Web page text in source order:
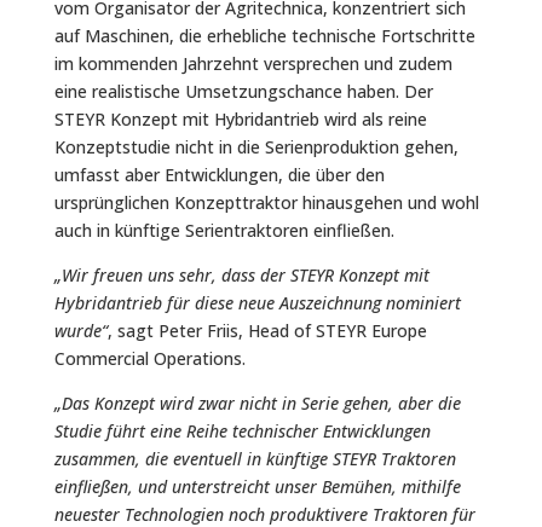
vom Organisator der Agritechnica, konzentriert sich
auf Maschinen, die erhebliche technische Fortschritte
im kommenden Jahrzehnt versprechen und zudem
eine realistische Umsetzungschance haben. Der
STEYR Konzept mit Hybridantrieb wird als reine
Konzeptstudie nicht in die Serienproduktion gehen,
umfasst aber Entwicklungen, die über den
ursprünglichen Konzepttraktor hinausgehen und wohl
auch in künftige Serientraktoren einfließen.
„Wir freuen uns sehr, dass der STEYR Konzept mit
Hybridantrieb für diese neue Auszeichnung nominiert
wurde“, sagt Peter Friis, Head of STEYR Europe
Commercial Operations.
„Das Konzept wird zwar nicht in Serie gehen, aber die
Studie führt eine Reihe technischer Entwicklungen
zusammen, die eventuell in künftige STEYR Traktoren
einfließen, und unterstreicht unser Bemühen, mithilfe
neuester Technologien noch produktivere Traktoren für